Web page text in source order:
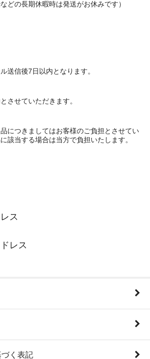
どの長期休暇時は発送がお休みです）
送信後7日以内となります。
させていただきます。
につきましてはお客様のご負担とさせてい
該当する場合は当方で負担いたします。
ス
レス
く表記